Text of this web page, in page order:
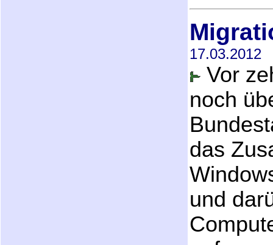
17.03.2012
Vor
noch
das
und